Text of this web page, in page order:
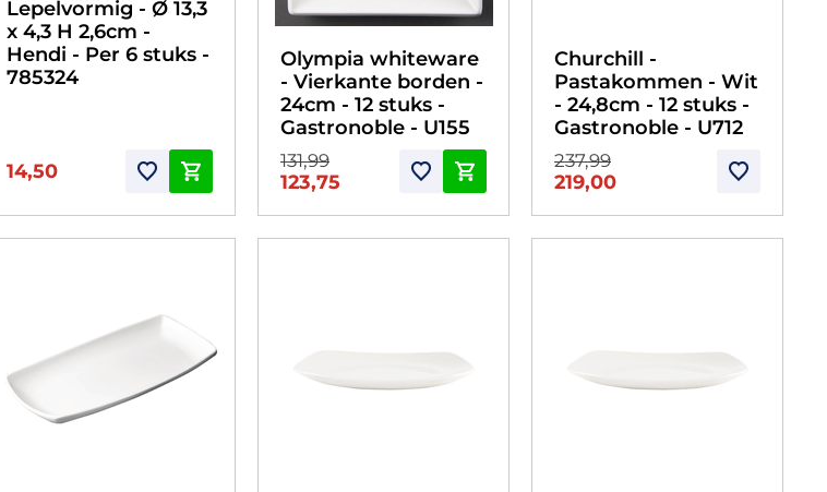
Lepelvormig - Ø 13,3
x 4,3 H 2,6cm -
Hendi - Per 6 stuks -
785324
14,50
Olympia whiteware
- Vierkante borden -
24cm - 12 stuks -
Gastronoble - U155
131,99
123,75
Churchill -
Pastakommen - Wit
- 24,8cm - 12 stuks -
Gastronoble - U712
237,99
219,00